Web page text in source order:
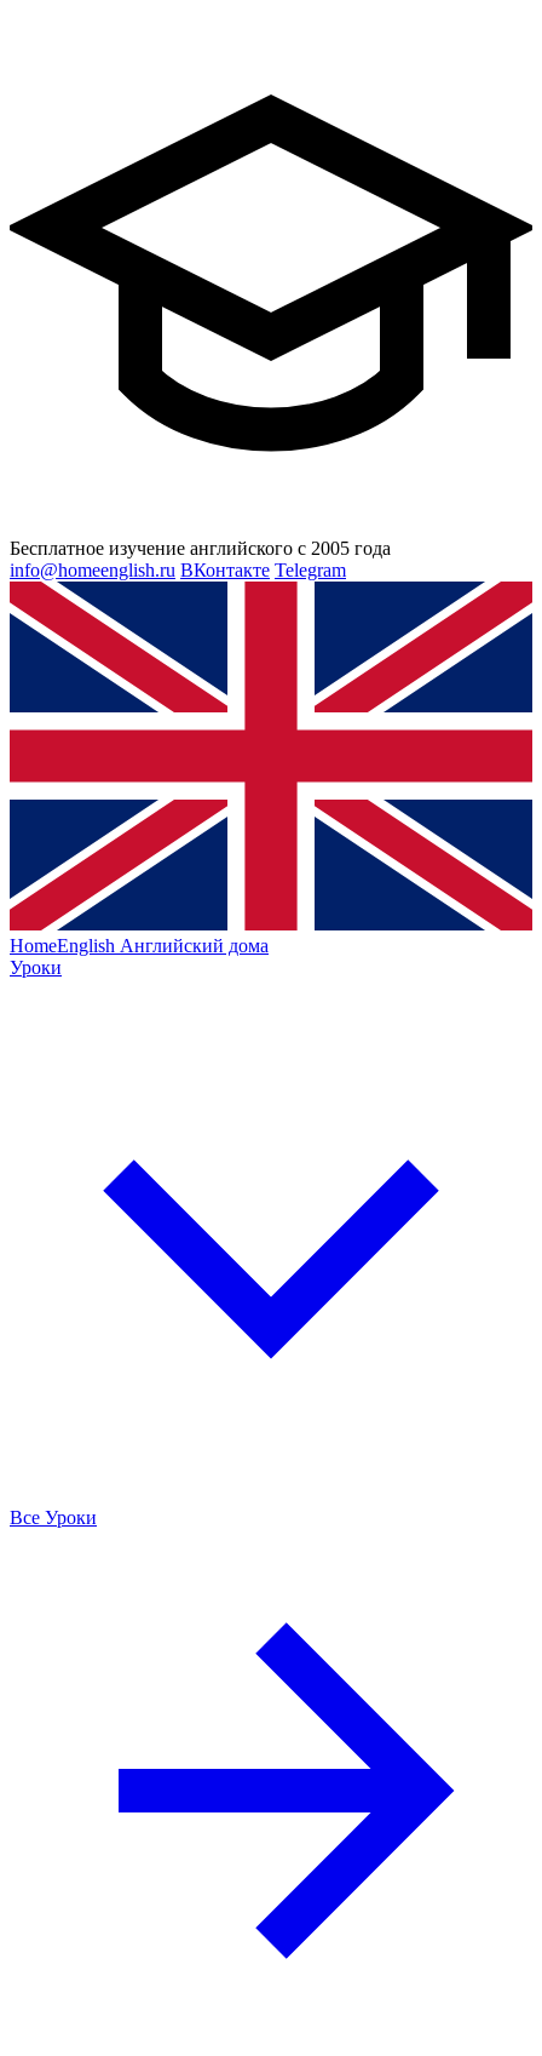
Бесплатное изучение английского с 2005 года
info@homeenglish.ru ВКонтакте Telegram
HomeEnglish Английский дома
Уроки
Все Уроки